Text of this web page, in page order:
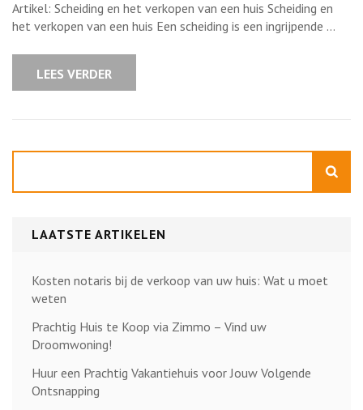
bij
scheiding:
Tips
Artikel: Scheiding en het verkopen van een huis Scheiding en
het verkopen van een huis Een scheiding is een ingrijpende …
LEES VERDER
LAATSTE ARTIKELEN
Kosten notaris bij de verkoop van uw huis: Wat u moet
weten
Prachtig Huis te Koop via Zimmo – Vind uw
Droomwoning!
Huur een Prachtig Vakantiehuis voor Jouw Volgende
Ontsnapping